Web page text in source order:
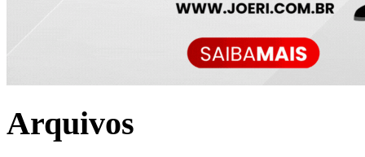
Arquivos